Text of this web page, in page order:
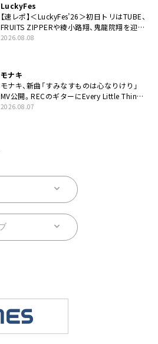
LuckyFes
【速レポ】＜LuckyFes’26＞初日トリはTUBE、
FRUITS ZIPPERや綾小路翔、鬼龍院翔を迎え
た豪華コラボも「知ってたらぜひ一緒に歌っ
2026.08.08
モナキ
モナキ、新曲「すみなすものは心なりけり」
MV公開。RECのギターにEvery Little Thing・
伊藤一朗参加も
2026.08.07